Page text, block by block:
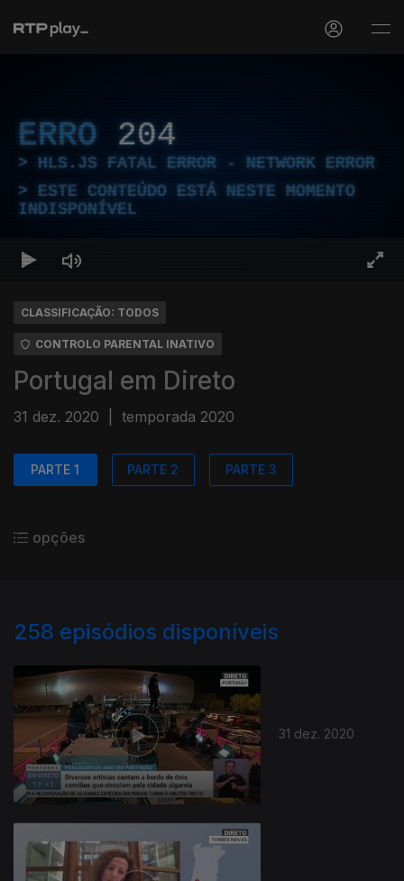
ERRO 204
HLS.JS FATAL ERROR - NETWORK ERROR
ESTE CONTEÚDO ESTÁ NESTE MOMENTO
INDISPONÍVEL
CLASSIFICAÇÃO: TODOS
CONTROLO PARENTAL INATIVO
Portugal em Direto
31 dez. 2020 temporada 2020
PARTE 1 PARTE 2 PARTE 3
opções
258 episódios disponíveis
31 dez. 2020